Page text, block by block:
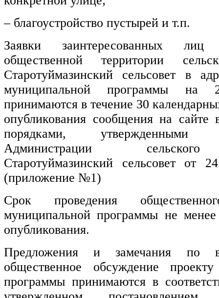
– благоустройство пустырей и т.п.
Заявки заинтересованных
общественной территории
Старотуймазинский сельсовет в
муниципальной программы на
принимаются в течение 30
опубликования сообщения на сайте
порядками, утвержденными
Администрации
Старотуймазинский сельсовет от
(приложение №1)
Срок проведения
муниципальной программы не
опубликования.
Предложения и замечания по
общественное обсуждение
программы принимаются в